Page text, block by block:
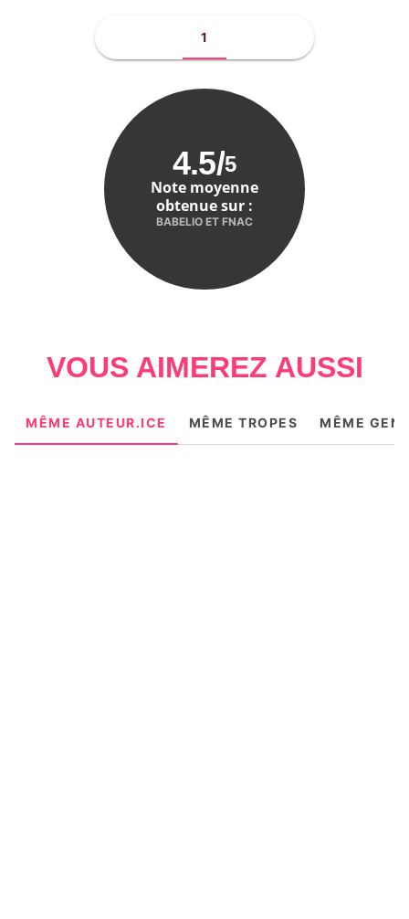
1
4.5/5
Note moyenne
obtenue sur :
BABELIO ET FNAC
VOUS AIMEREZ AUSSI
MÊME AUTEUR.ICE MÊME TROPES MÊME